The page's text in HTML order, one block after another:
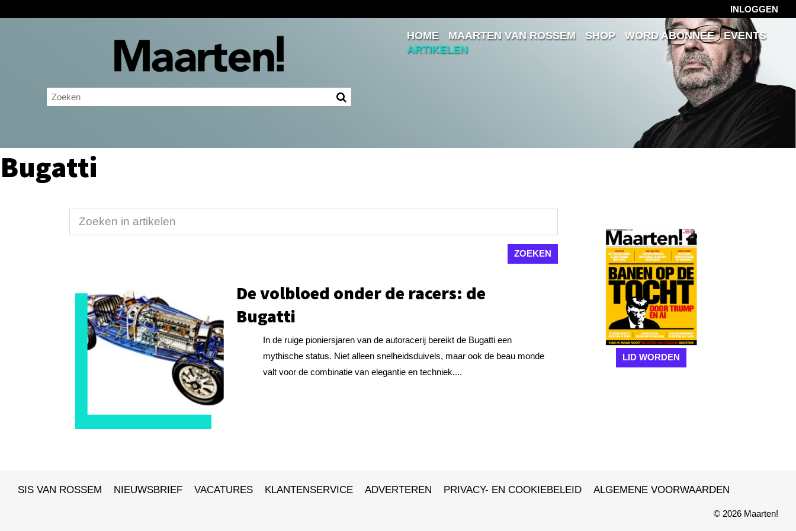
INLOGGEN
Inloggen
Ingelogd blijven
HOME MAARTEN VAN ROSSEM SHOP WORD ABONNEE
EVENTS
ARTIKELEN
Bugatti
De volbloed onder de racers: de
Bugatti
In de ruige pioniersjaren van de autoracerij bereikt de Bugatti een
mythische status. Niet alleen snelheidsduivels, maar ook de beau monde
valt voor de combinatie van elegantie en techniek....
LID WORDEN
SIS VAN ROSSEM NIEUWSBRIEF VACATURES KLANTENSERVICE ADVERTEREN PRIVACY- EN COOKIEBELEID ALGEMENE VOORWAARDEN
© 2026 Maarten!